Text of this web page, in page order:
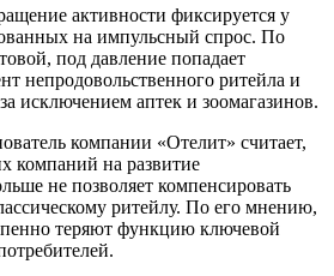
активности фиксируется у
на импульсный спрос. По
под давление попадает
непродовольственного ритейла и
исключением аптек и зоомагазинов.
компании «Отелит» считает,
компаний на развитие
не позволяет компенсировать
ритейлу. По его мнению,
теряют функцию ключевой